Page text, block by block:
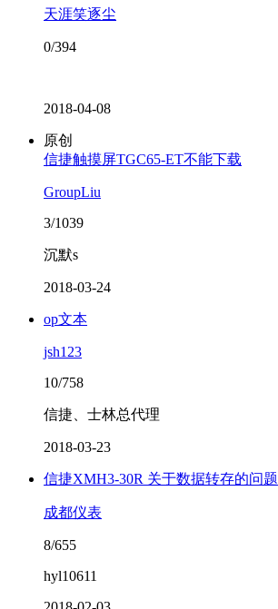
天涯笑逐尘
0/394
2018-04-08
原创
信捷触摸屏TGC65-ET不能下载
GroupLiu
3/1039
沉默s
2018-03-24
op文本
jsh123
10/758
信捷、士林总代理
2018-03-23
信捷XMH3-30R 关于数据转存的问题
成都仪表
8/655
hyl10611